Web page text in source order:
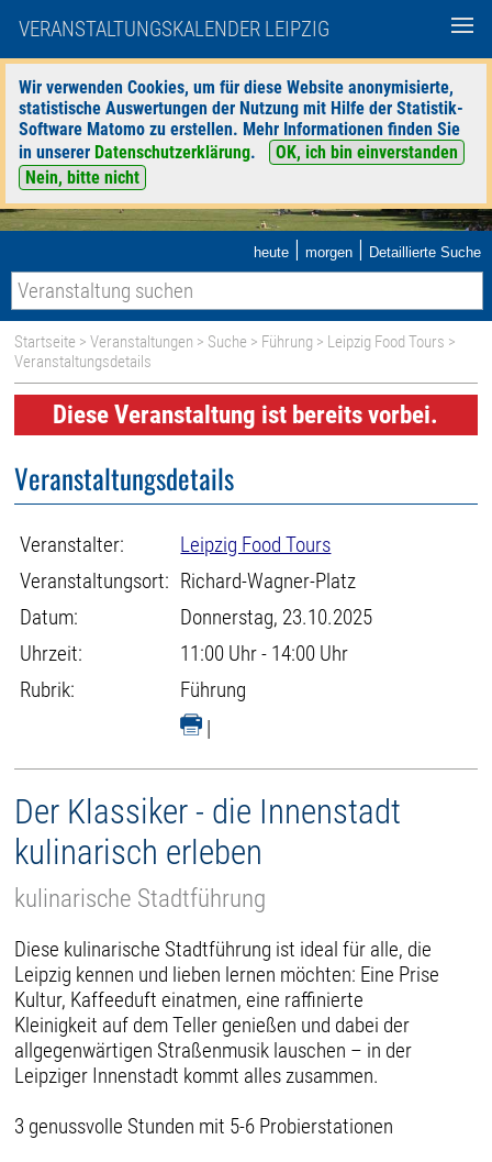
VERANSTALTUNGSKALENDER LEIPZIG
Wir verwenden Cookies, um für diese Website anonymisierte,
statistische Auswertungen der Nutzung mit Hilfe der Statistik-
Software Matomo zu erstellen. Mehr Informationen finden Sie
in unserer Datenschutzerklärung.
OK, ich bin einverstanden
Nein, bitte nicht
heute | morgen | Detaillierte Suche
Startseite >Veranstaltungen > Suche > Führung > Leipzig Food Tours >
Veranstaltungsdetails
Diese Veranstaltung ist bereits vorbei.
Veranstaltungsdetails
Veranstalter:
Leipzig Food Tours
Veranstaltungsort: Richard-Wagner-Platz
Datum:
Donnerstag, 23.10.2025
Uhrzeit:
11:00 Uhr - 14:00 Uhr
Rubrik:
Führung
|
Der Klassiker - die Innenstadt
kulinarisch erleben
kulinarische Stadtführung
Diese kulinarische Stadtführung ist ideal für alle, die
Leipzig kennen und lieben lernen möchten: Eine Prise
Kultur, Kaffeeduft einatmen, eine raffinierte
Kleinigkeit auf dem Teller genießen und dabei der
allgegenwärtigen Straßenmusik lauschen – in der
Leipziger Innenstadt kommt alles zusammen.
3 genussvolle Stunden mit 5-6 Probierstationen